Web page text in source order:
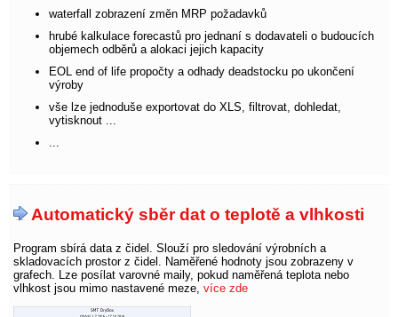
waterfall zobrazení změn MRP požadavků
hrubé kalkulace forecastů pro jednaní s dodavateli o budoucích
objemech odběrů a alokaci jejich kapacity
EOL end of life propočty a odhady deadstocku po ukončení
výroby
vše lze jednoduše exportovat do XLS, filtrovat, dohledat,
vytisknout ...
...
Automatický sběr dat o teplotě a vlhkosti
Program sbírá data z čidel. Slouží pro sledování výrobních a
skladovacích prostor z čidel. Naměřené hodnoty jsou zobrazeny v
grafech. Lze posílat varovné maily, pokud naměřená teplota nebo
vlhkost jsou mimo nastavené meze, více zde